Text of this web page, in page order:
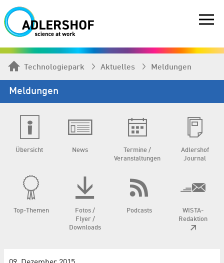
Technologiepark Aktuelles Meldungen
Meldungen
Übersicht News
Termine /
Veranstaltungen
Adlershof
Journal
Top-Themen
Fotos /
Flyer /
Downloads
Podcasts
WISTA-
Redaktion